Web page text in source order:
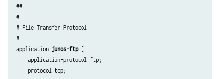
##
#
# File Transfer Protocol
#
application junos-ftp {
    application-protocol ftp;
    protocol tcp;